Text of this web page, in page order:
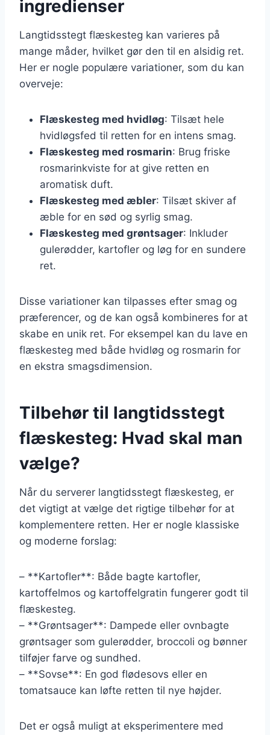
ingredienser
Langtidsstegt flæskesteg kan varieres på
mange måder, hvilket gør den til en alsidig ret.
Her er nogle populære variationer, som du kan
overveje:
Flæskesteg med hvidløg: Tilsæt hele
hvidløgsfed til retten for en intens smag.
Flæskesteg med rosmarin: Brug friske
rosmarinkviste for at give retten en
aromatisk duft.
Flæskesteg med æbler: Tilsæt skiver af
æble for en sød og syrlig smag.
Flæskesteg med grøntsager: Inkluder
gulerødder, kartofler og løg for en sundere
ret.
Disse variationer kan tilpasses efter smag og
præferencer, og de kan også kombineres for at
skabe en unik ret. For eksempel kan du lave en
flæskesteg med både hvidløg og rosmarin for
en ekstra smagsdimension.
Tilbehør til langtidsstegt
flæskesteg: Hvad skal man
vælge?
Når du serverer langtidsstegt flæskesteg, er
det vigtigt at vælge det rigtige tilbehør for at
komplementere retten. Her er nogle klassiske
og moderne forslag:
– **Kartofler**: Både bagte kartofler,
kartoffelmos og kartoffelgratin fungerer godt til
flæskesteg.
– **Grøntsager**: Dampede eller ovnbagte
grøntsager som gulerødder, broccoli og bønner
tilføjer farve og sundhed.
– **Sovse**: En god flødesovs eller en
tomatsauce kan løfte retten til nye højder.
Det er også muligt at eksperimentere med